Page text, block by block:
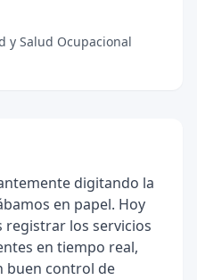
y Salud Ocupacional
digitando la
en papel. Hoy
registrar los servicios
en tiempo real,
buen control de